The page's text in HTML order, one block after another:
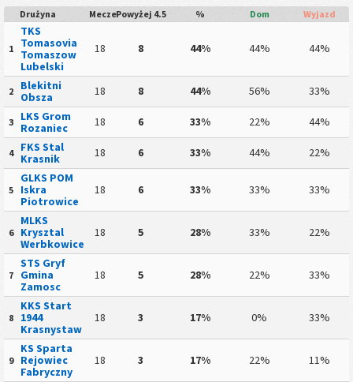
Drużyna MeczePowyżej 4.5 % Dom Wyjazd
1
TKS
Tomasovia
Tomaszow
Lubelski
18 8 44% 44% 44%
2
Blekitni
Obsza
18 8 44% 56% 33%
3
LKS Grom
Rozaniec
18 6 33% 22% 44%
4
FKS Stal
Krasnik
18 6 33% 44% 22%
5
GLKS POM
Iskra
Piotrowice
18 6 33% 33% 33%
6
MLKS
Krysztal
Werbkowice
18 5 28% 33% 22%
7
STS Gryf
Gmina
Zamosc
18 5 28% 22% 33%
8
KKS Start
1944
Krasnystaw
18 3 17% 0% 33%
9
KS Sparta
Rejowiec
Fabryczny
18 3 17% 22% 11%